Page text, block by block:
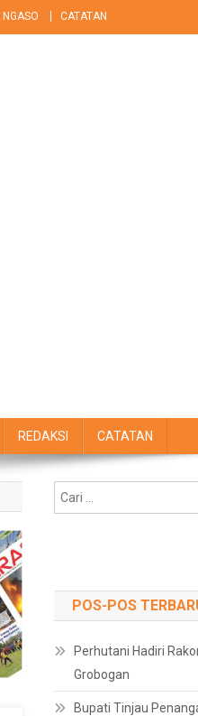
NGASO CATATAN
REDAKSI CATATAN
POS-POS
Perhutani Hadiri
Grobogan
Bupati Tinjau